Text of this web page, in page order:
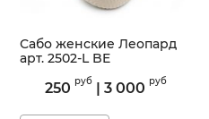
Сабо женские Леопард
арт. 2502-L BE
2502-L
250 руб| 3 000 руб